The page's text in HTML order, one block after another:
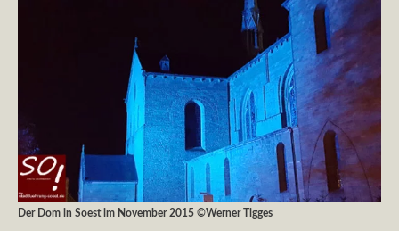
Der Dom in Soest im November 2015 ©Werner Tigges